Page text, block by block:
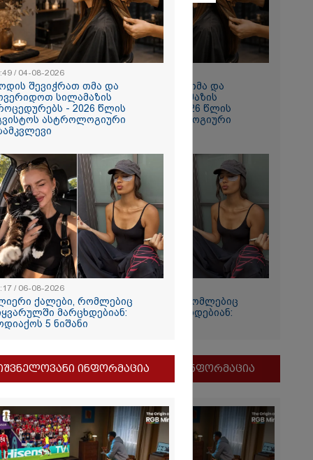
მიზეზი
პასუხი
თქვენი
როდის შევიჭრათ თმა და
მოვერიდოთ სილამაზის
პროცედურებს - 2026 წლის
აგვისტოს ასტროლოგიური
ძლიერი ქალები, რომლებიც
სიყვარულში მარცხდებიან:
მნიშვნელოვანი ინფორმაცია
/ 04-08-2026
შევიჭრათ თმა და
სილამაზის
- 2026 წლის
ასტროლოგიური
/ 06-08-2026
ქალები, რომლებიც
მარცხდებიან:
5 ნიშანი
ინფორმაცია